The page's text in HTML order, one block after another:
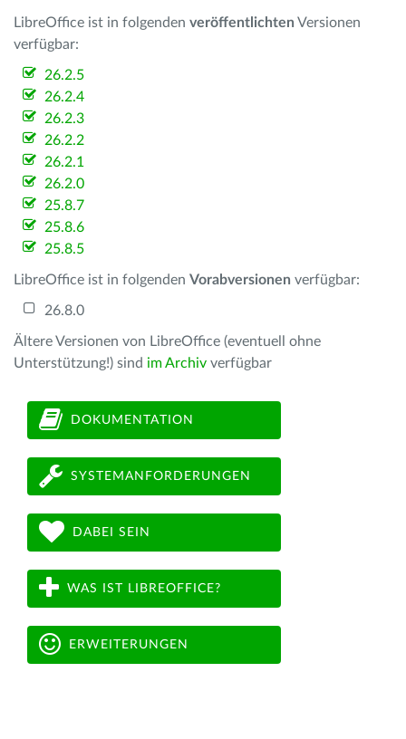
LibreOffice ist in folgenden veröffentlichten Versionen
verfügbar:
26.2.5
26.2.4
26.2.3
26.2.2
26.2.1
26.2.0
25.8.7
25.8.6
25.8.5
LibreOffice ist in folgenden Vorabversionen verfügbar:
26.8.0
Ältere Versionen von LibreOffice (eventuell ohne
Unterstützung!) sind im Archiv verfügbar
DOKUMENTATION
SYSTEMANFORDERUNGEN
DABEI SEIN
WAS IST LIBREOFFICE?
ERWEITERUNGEN